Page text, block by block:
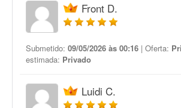
Front D.
Submetido: 09/05/2026 às 00:16 | Oferta:
estimada: Privado
Luidi C.